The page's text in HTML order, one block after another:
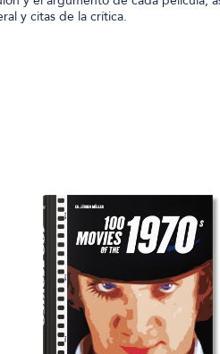
y citas de la crítica.